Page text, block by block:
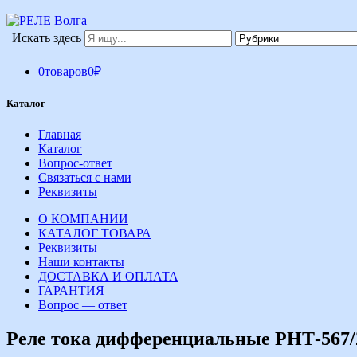
Искать здесь
0товаров0₽
Каталог
Главная
Каталог
Вопрос-ответ
Связаться с нами
Реквизиты
О КОМПАНИИ
КАТАЛОГ ТОВАРА
Реквизиты
Наши контакты
ДОСТАВКА И ОПЛАТА
ГАРАНТИЯ
Вопрос — ответ
Реле тока дифференциальные РНТ-